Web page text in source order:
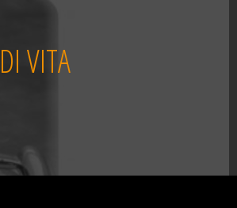
VITA